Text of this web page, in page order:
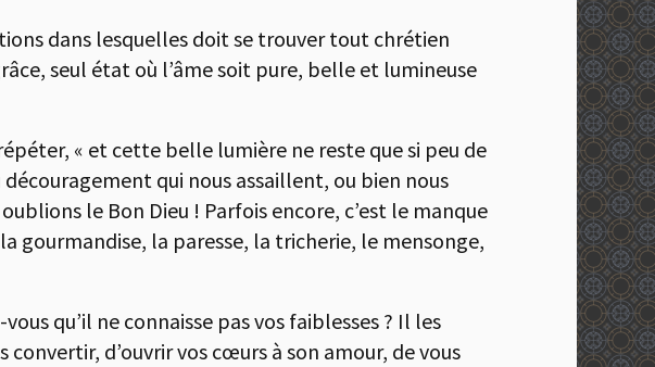
dans lesquelles doit se trouver tout chrétien
seul état où l’âme soit pure, belle et lumineuse
« et cette belle lumière ne reste que si peu de
qui nous assaillent, ou bien nous
le Bon Dieu ! Parfois encore, c’est le manque
gourmandise, la paresse, la tricherie, le mensonge,
qu’il ne connaisse pas vos faiblesses ? Il les
convertir, d’ouvrir vos cœurs à son amour, de vous